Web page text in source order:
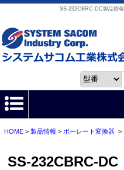
SS-232CBRC-DC製品情
HOME> 製品情報 > ボーレート変換器>
SS-232CBRC-DC